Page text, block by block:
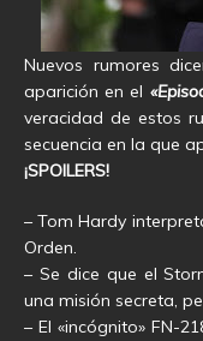
Nuevos rumores
aparición en el
veracidad de estos
secuencia en la que
¡SPOILERS!
– Tom Hardy
Orden.
– Se dice que el
una misión secreta,
– El «incógnito» FN-